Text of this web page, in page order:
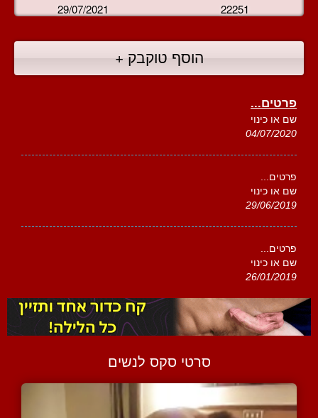
29/07/2021 22251
הוסף טוקבק +
פרטים...
שם או כינוי
04/07/2020
פרטים...
שם או כינוי
29/06/2019
פרטים...
שם או כינוי
26/01/2019
סרטי סקס לנשים